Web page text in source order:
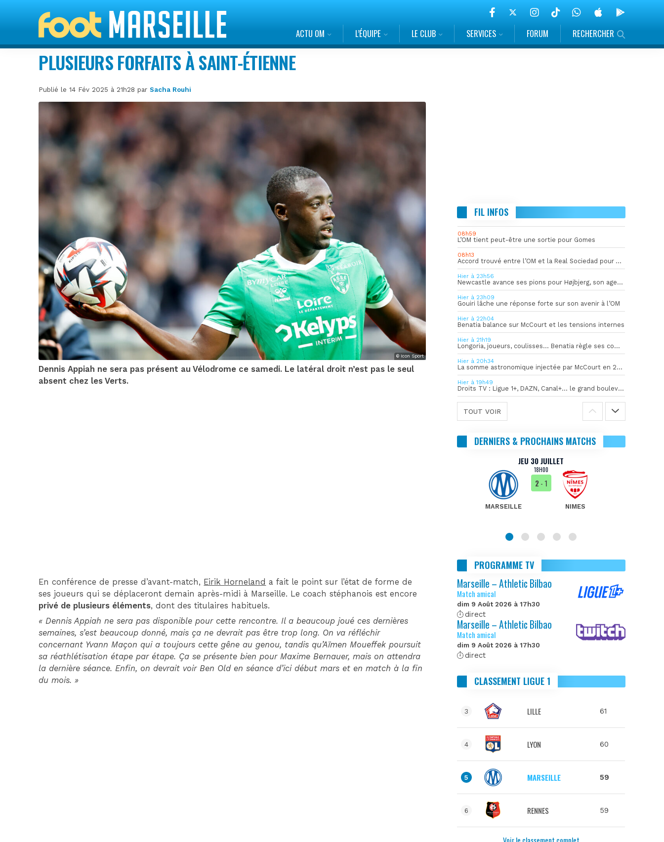
ACTU OM L’ÉQUIPE LE CLUB SERVICES FORUM RECHERCHER
PLUSIEURS FORFAITS À SAINT-ÉTIENNE
Publié le 14 Fév 2025 à 21h28 parSacha Rouhi
© Icon Sport
Dennis Appiah ne sera pas présent au Vélodrome ce samedi. Le latéral droit n’est pas le seul
absent chez les Verts.
En conférence de presse d’avant-match, Eirik Horneland a fait le point sur l’état de forme de
ses joueurs qui se déplaceront demain après-midi à Marseille. Le coach stéphanois est encore
privé de plusieurs éléments, dont des titulaires habituels.
« Dennis Appiah ne sera pas disponible pour cette rencontre. Il a beaucoup joué ces dernières
semaines, s’est beaucoup donné, mais ça ne devrait pas être trop long. On va réfléchir
concernant Yvann Maçon qui a toujours cette gêne au genou, tandis qu’Aïmen Moueffek poursuit
sa réathlétisation étape par étape. Ça se présente bien pour Maxime Bernauer, mais on attendra
la dernière séance. Enfin, on devrait voir Ben Old en séance d’ici début mars et en match à la fin
du mois. »
FIL INFOS
08h59
L’OM tient peut-être une sortie pour Gomes
08h13
Accord trouvé entre l’OM et la Real Sociedad pour Aguerd
Hier à 23h56
Newcastle avance ses pions pour Højbjerg, son agent sort du silence
Hier à 23h09
Gouiri lâche une réponse forte sur son avenir à l’OM
Hier à 22h04
Benatia balance sur McCourt et les tensions internes
Hier à 21h19
Longoria, joueurs, coulisses… Benatia règle ses comptes !
Hier à 20h34
La somme astronomique injectée par McCourt en 2026 pour soutenir l’OM
Hier à 19h49
Droits TV : Ligue 1+, DAZN, Canal+… le grand bouleversement
TOUT VOIR
DERNIERS & PROCHAINS MATCHS
JEU 30 JUILLET
18H00
MARSEILLE
2- 1
NIMES
PROGRAMME TV
Marseille – Athletic Bilbao
Match amical
dim 9 Août 2026 à 17h30
direct
Marseille – Athletic Bilbao
Match amical
dim 9 Août 2026 à 17h30
direct
CLASSEMENT LIGUE 1
3 LILLE 61
4 LYON 60
5 MARSEILLE 59
6 RENNES 59